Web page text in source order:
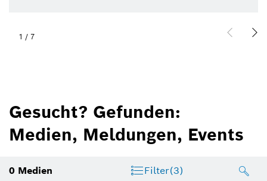
1 / 7
Gesucht? Gefunden:
Medien, Meldungen, Events
0 Medien Filter(3)